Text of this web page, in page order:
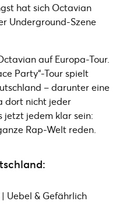
hat sich Octavian
Underground-Szene
auf Europa-Tour.
Party“-Tour spielt
– darunter eine
dort nicht jeder
jetzt jedem klar sein:
Rap-Welt reden.
| Uebel & Gefährlich